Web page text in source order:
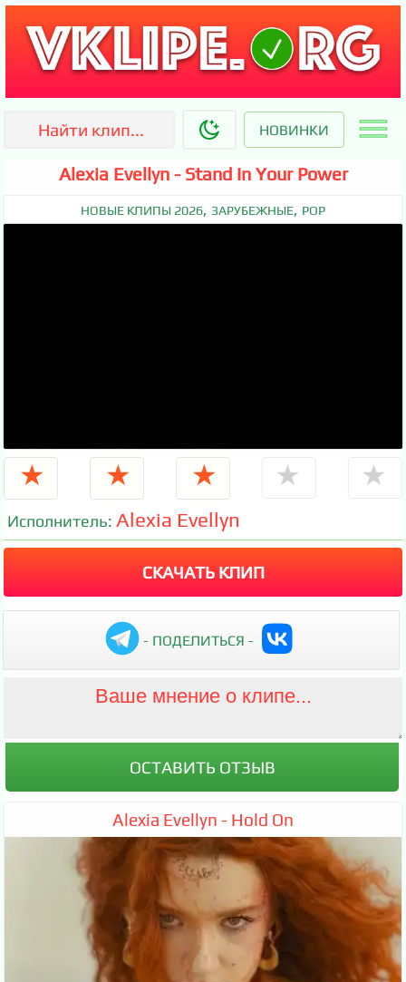
НОВИНКИ
Alexia Evellyn - Stand In Your Power
НОВЫЕ КЛИПЫ 2026, ЗАРУБЕЖНЫЕ, POP
★ ★ ★ ★ ★
Исполнитель:Alexia Evellyn
СКАЧАТЬ КЛИП
- ПОДЕЛИТЬСЯ -
Alexia Evellyn - Hold On